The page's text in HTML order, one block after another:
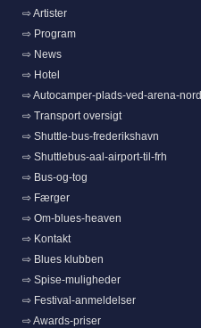
⇨ Artister
⇨ Program
⇨ News
⇨ Hotel
⇨ Autocamper-plads-ved-arena-nord
⇨ Transport oversigt
⇨ Shuttle-bus-frederikshavn
⇨ Shuttlebus-aal-airport-til-frh
⇨ Bus-og-tog
⇨ Færger
⇨ Om-blues-heaven
⇨ Kontakt
⇨ Blues klubben
⇨ Spise-muligheder
⇨ Festival-anmeldelser
⇨ Awards-priser